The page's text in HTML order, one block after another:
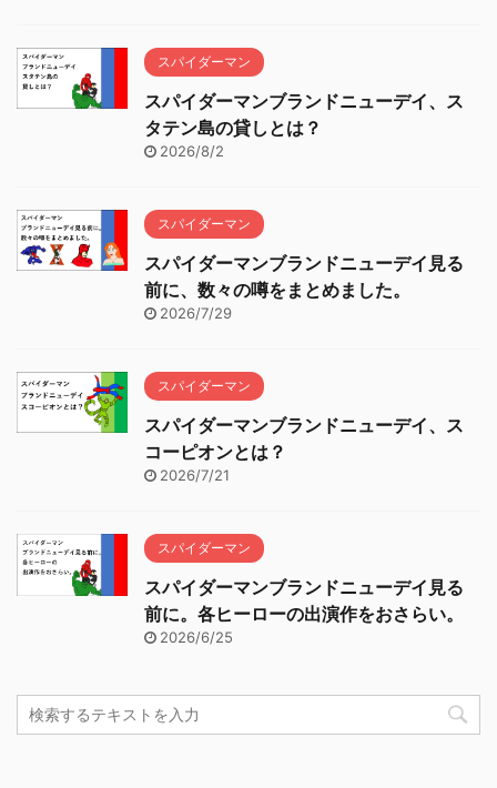
スパイダーマン
スパイダーマンブランドニューデイ、ス
タテン島の貸しとは？
2026/8/2
スパイダーマン
スパイダーマンブランドニューデイ見る
前に、数々の噂をまとめました。
2026/7/29
スパイダーマン
スパイダーマンブランドニューデイ、ス
コーピオンとは？
2026/7/21
スパイダーマン
スパイダーマンブランドニューデイ見る
前に。各ヒーローの出演作をおさらい。
2026/6/25